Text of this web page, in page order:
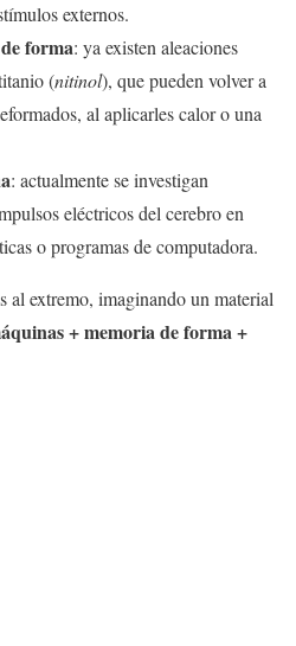
externos.
forma: ya existen aleaciones
(nitinol), que pueden volver a
al aplicarles calor o una
: actualmente se investigan
eléctricos del cerebro en
o programas de computadora.
al extremo, imaginando un material
+ memoria de forma +